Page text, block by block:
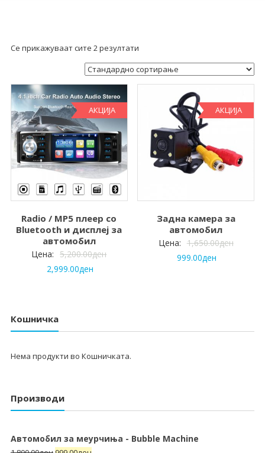
Се прикажуваат сите 2 резултати
АКЦИЈА
Radio / MP5 плеер со
Bluetooth и дисплеј за
автомобил
Цена: 5,200.00ден
2,999.00ден
АКЦИЈА
Задна камера за
автомобил
Цена: 1,650.00ден
999.00ден
Кошничка
Нема продукти во Кошничката.
Производи
Автомобил за меурчиња - Bubble Machine